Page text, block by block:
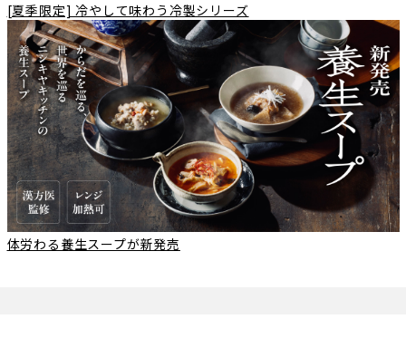
[夏季限定] 冷やして味わう冷製シリーズ
体労わる養生スープが新発売